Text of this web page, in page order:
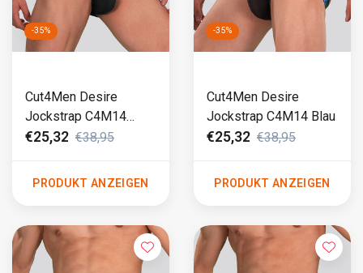
-35%
Cut4Men Desire
Jockstrap C4M14
Schwarz
€25,32 €38,95
PRODUKT ANZEIGEN
-35%
Cut4Men Desire
Jockstrap C4M14 Blau
€25,32 €38,95
PRODUKT ANZEIGEN